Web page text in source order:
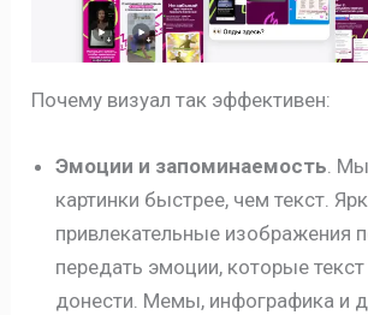
Почему визуал так эффективен:
Эмоции и запоминаемость.
картинки быстрее, чем текст.
привлекательные изображения
передать эмоции, которые
донести. Мемы, инфографика и